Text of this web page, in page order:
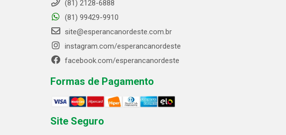
(81) 2128-6888
(81) 99429-9910
site@esperancanordeste.com.br
instagram.com/esperancanordeste
facebook.com/esperancanordeste
Formas de Pagamento
Site Seguro